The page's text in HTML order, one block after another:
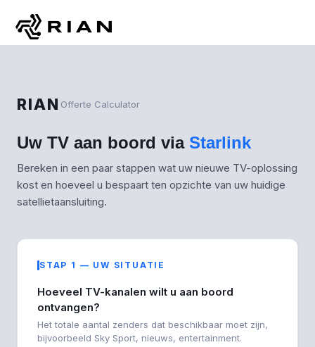
RIAN Offerte Calculator
Uw TV aan boord via Starlink
Bereken in een paar stappen wat uw nieuwe TV-oplossing
kost en hoeveel u bespaart ten opzichte van uw huidige
satellietaansluiting.
STAP 1 — UW SITUATIE
Hoeveel TV-kanalen wilt u aan boord
ontvangen?
Het totale aantal zenders dat beschikbaar moet zijn,
bijvoorbeeld Sky Sport, nieuws, entertainment.